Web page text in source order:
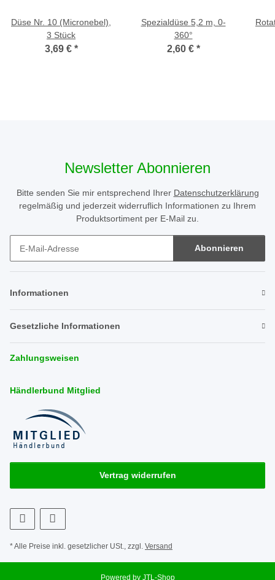
Düse Nr. 10 (Micronebel),
3 Stück
3,69 € *
Spezialdüse 5,2 m, 0-
360°
2,60 € *
Newsletter Abonnieren
Bitte senden Sie mir entsprechend Ihrer Datenschutzerklärung
regelmäßig und jederzeit widerruflich Informationen zu Ihrem
Produktsortiment per E-Mail zu.
Abonnieren
Informationen
Gesetzliche Informationen
Zahlungsweisen
Händlerbund Mitglied
Vertrag widerrufen
* Alle Preise inkl. gesetzlicher USt., zzgl. Versand
Powered by JTL-Shop